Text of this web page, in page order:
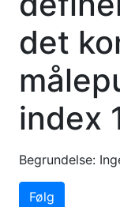
det
index
Begrundelse:
Følg